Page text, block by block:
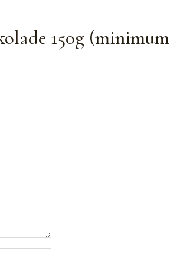
150g (minimum